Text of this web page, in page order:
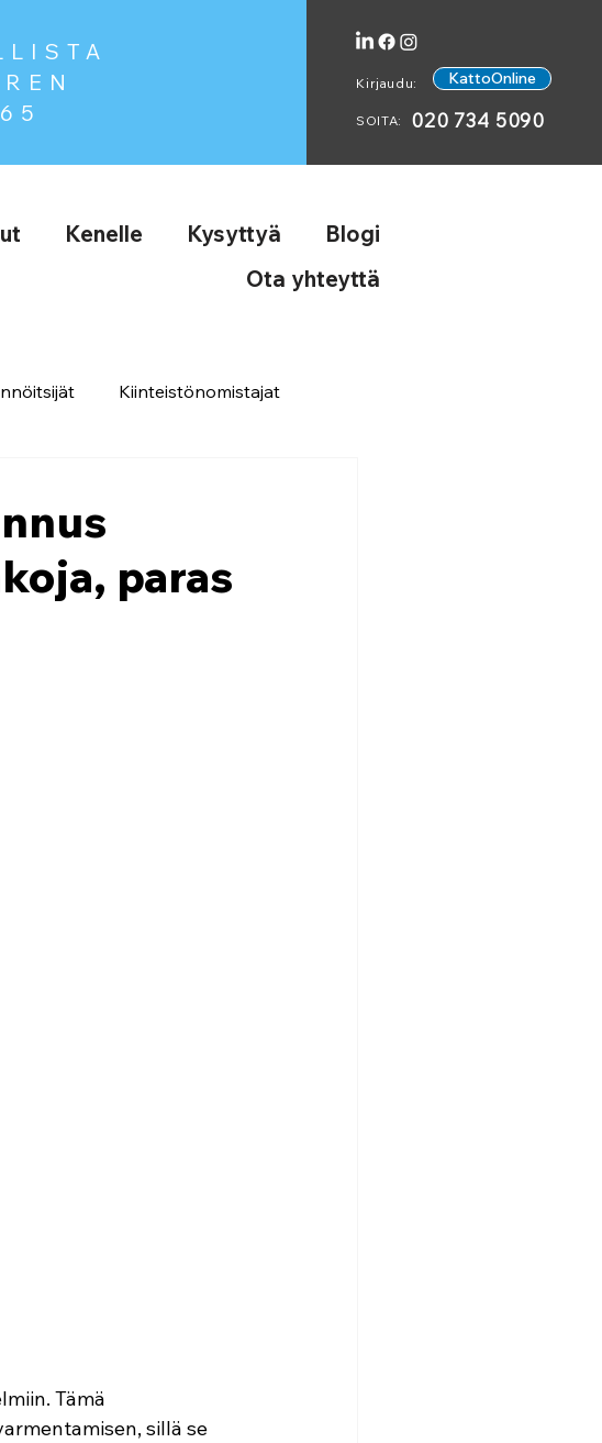
Kirjaudu: KattoOnline
SOITA: 020 734 5090
Kenelle Kysyttyä
Blogi
Ota yhteyttä
Kiinteistönomistajat
paras
Tämä
sillä se